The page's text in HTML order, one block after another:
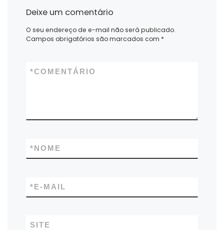
Deixe um comentário
O seu endereço de e-mail não será publicado.
Campos obrigatórios são marcados com *
COMENTÁRIO
*
NOME
*
E-MAIL
*
SITE